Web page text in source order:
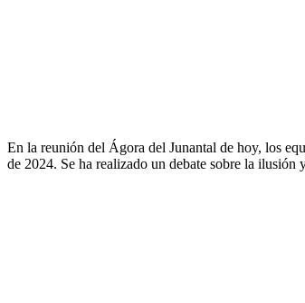
En la reunión del Ágora del Junantal de hoy, los
de 2024. Se ha realizado un debate sobre la